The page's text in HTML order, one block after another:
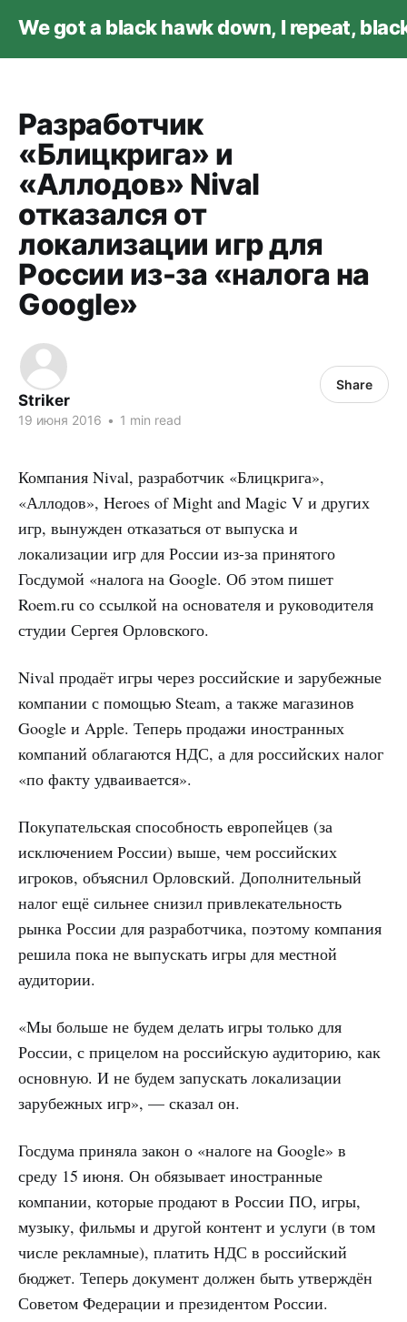
We got a black hawk down, I repeat,
Разработчик
«Блицкрига» и
«Аллодов» Nival
отказался от
локализации игр для
России из-за «налога на
Google»
Striker
19 июня 2016 • 1 min read
Share
Компания Nival, разработчик «Блицкрига»,
«Аллодов», Heroes of Might and Magic V и других
игр, вынужден отказаться от выпуска и
локализации игр для России из-за принятого
Госдумой «налога на Google. Об этом пишет
Roem.ru со ссылкой на основателя и руководителя
студии Сергея Орловского.
Nival продаёт игры через российские и зарубежные
компании с помощью Steam, а также магазинов
Google и Apple. Теперь продажи иностранных
компаний облагаются НДС, а для российских налог
«по факту удваивается».
Покупательская способность европейцев (за
исключением России) выше, чем российских
игроков, объяснил Орловский. Дополнительный
налог ещё сильнее снизил привлекательность
рынка России для разработчика, поэтому компания
решила пока не выпускать игры для местной
аудитории.
«Мы больше не будем делать игры только для
России, с прицелом на российскую аудиторию, как
основную. И не будем запускать локализации
зарубежных игр», — сказал он.
Госдума приняла закон о «налоге на Google» в
среду 15 июня. Он обязывает иностранные
компании, которые продают в России ПО, игры,
музыку, фильмы и другой контент и услуги (в том
числе рекламные), платить НДС в российский
бюджет. Теперь документ должен быть утверждён
Советом Федерации и президентом России.